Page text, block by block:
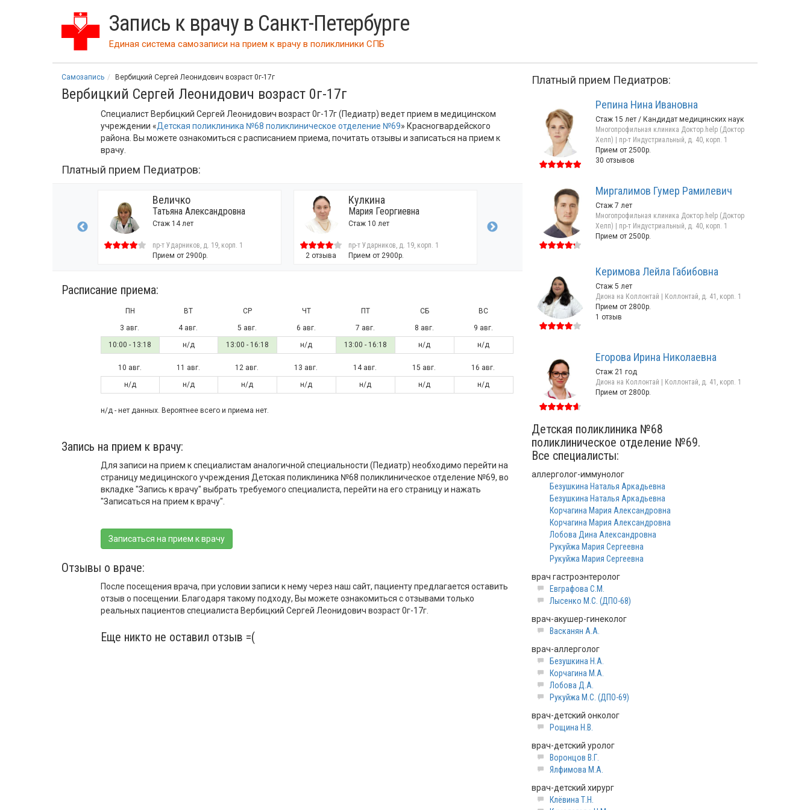
Запись к врачу в Санкт-Петербурге
Единая система самозаписи на прием к врачу в поликлиники СПБ
Самозапись Вербицкий Сергей Леонидович возраст 0г-17г
Вербицкий Сергей Леонидович возраст 0г-17г
Специалист Вербицкий Сергей Леонидович возраст 0г-17г (Педиатр) ведет прием в медицинском
учреждении «Детская поликлиника №68 поликлиническое отделение №69» Красногвардейского
района. Вы можете ознакомиться с расписанием приема, почитать отзывы и записаться на прием к
врачу.
Платный прием Педиатров:
Величко
Татьяна Александровна
Стаж 14 лет
пр-т Ударников, д. 19, корп. 1
Прием от 2900р.
2 отзыва
Кулкина
Мария Георгиевна
Стаж 10 лет
пр-т Ударников, д. 19, корп. 1
Прием от 2900р.
Абдулгалимова
Анаханум Абдулбесировна
Стаж 7 лет
пр-т Энтузиастов, д. 43, к. 1
Ольга Валерьевна
Расписание приема:
ПН ВТ СР ЧТ ПТ СБ
ВС
3 авг.
4 авг. 5 авг. 6 авг. 7 авг. 8 авг.
9 авг.
10:00 - 13:18
н/д 13:00 - 16:18 н/д 13:00 - 16:18 н/д н/д
10 авг. 11 авг. 12 авг. 13 авг. 14 авг. 15 авг.
16 авг.
н/д
н/д н/д н/д н/д н/д н/д
н/д - нет данных. Вероятнее всего и приема нет.
Запись на прием к врачу:
Для записи на прием к специалистам аналогичной специальности (Педиатр) необходимо перейти на
страницу медицинского учреждения Детская поликлиника №68 поликлиническое отделение №69, во
вкладке "Запись к врачу" выбрать требуемого специалиста, перейти на его страницу и нажать
"Записаться на прием к врачу".
Записаться на прием к врачу
Отзывы о враче:
После посещения врача, при условии записи к нему через наш сайт, пациенту предлагается оставить
отзыв о посещении. Благодаря такому подходу, Вы можете ознакомиться с отзывами только
реальных пациентов специалиста Вербицкий Сергей Леонидович возраст 0г-17г.
Еще никто не оставил отзыв =(
Платный прием Педиатров:
Репина Нина Ивановна
Стаж 15 лет / Кандидат медицинских наук
Многопрофильная клиника Доктор.help (Доктор
Хелп) | пр-т Индустриальный, д. 40, корп. 1
Прием от 2500р.
30 отзывов
Миргалимов Гумер Рамилевич
Стаж 7 лет
Многопрофильная клиника Доктор.help (Доктор
Хелп) | пр-т Индустриальный, д. 40, корп. 1
Прием от 2500р.
Керимова Лейла Габибовна
Стаж 5 лет
Диона на Коллонтай | Коллонтай, д. 41, корп. 1
Прием от 2800р.
1 отзыв
Егорова Ирина Николаевна
Стаж 21 год
Диона на Коллонтай | Коллонтай, д. 41, корп. 1
Прием от 2800р.
Детская поликлиника №68
поликлиническое отделение №69.
Все специалисты:
аллерголог-иммунолог
Безушкина Наталья Аркадьевна
Безушкина Наталья Аркадьевна
Корчагина Мария Александровна
Корчагина Мария Александровна
Лобова Дина Александровна
Рукуйжа Мария Сергеевна
Рукуйжа Мария Сергеевна
врач гастроэнтеролог
Евграфова С.М.
Лысенко М.С. (ДПО-68)
врач-акушер-гинеколог
Васканян А.А.
врач-аллерголог
Безушкина Н.А.
Корчагина М.А.
Лобова Д.А.
Рукуйжа М.С. (ДПО-69)
врач-детский онколог
Рощина Н.В.
врач-детский уролог
Воронцов В.Г.
Ялфимова М.А.
врач-детский хирург
Клёвина Т.Н.